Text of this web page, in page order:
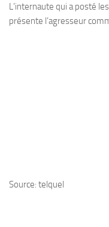
L’internaute qui a posté
présente l’agresseur
Source: telquel